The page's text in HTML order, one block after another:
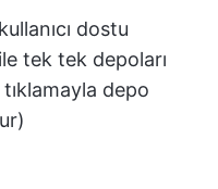
dostu
tek tek depoları
depo